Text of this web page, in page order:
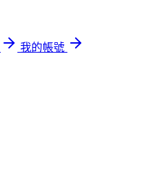
我的帳號